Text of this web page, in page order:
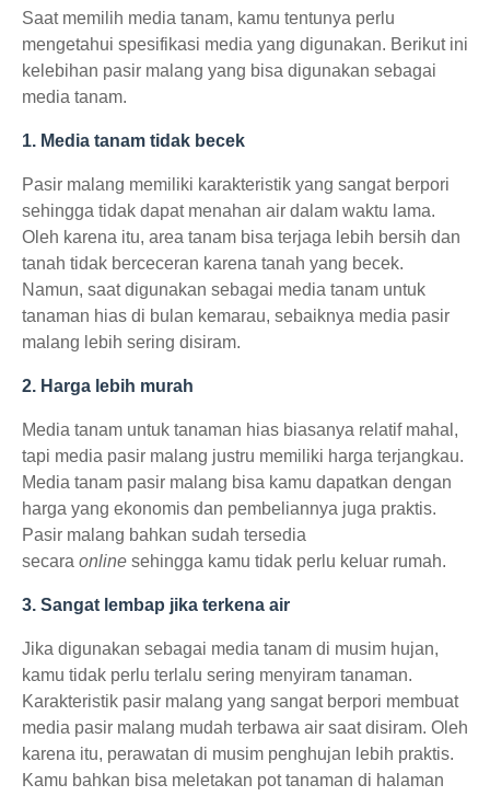
Saat memilih media tanam, kamu tentunya perlu
mengetahui spesifikasi media yang digunakan. Berikut ini
kelebihan pasir malang yang bisa digunakan sebagai
media tanam.
1. Media tanam tidak becek
Pasir malang memiliki karakteristik yang sangat berpori
sehingga tidak dapat menahan air dalam waktu lama.
Oleh karena itu, area tanam bisa terjaga lebih bersih dan
tanah tidak berceceran karena tanah yang becek.
Namun, saat digunakan sebagai media tanam untuk
tanaman hias di bulan kemarau, sebaiknya media pasir
malang lebih sering disiram.
2. Harga lebih murah
Media tanam untuk tanaman hias biasanya relatif mahal,
tapi media pasir malang justru memiliki harga terjangkau.
Media tanam pasir malang bisa kamu dapatkan dengan
harga yang ekonomis dan pembeliannya juga praktis.
Pasir malang bahkan sudah tersedia
secara online sehingga kamu tidak perlu keluar rumah.
3. Sangat lembap jika terkena air
Jika digunakan sebagai media tanam di musim hujan,
kamu tidak perlu terlalu sering menyiram tanaman.
Karakteristik pasir malang yang sangat berpori membuat
media pasir malang mudah terbawa air saat disiram. Oleh
karena itu, perawatan di musim penghujan lebih praktis.
Kamu bahkan bisa meletakan pot tanaman di halaman